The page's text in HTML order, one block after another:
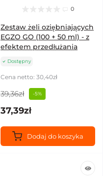
0
Zestaw żeli oziębniających
EGZO GO (100 + 50 ml) - z
efektem przedłużania
Dostępny
Cena netto: 30,40zł
39,36zł -5%
37,39zł
Dodaj do koszyka